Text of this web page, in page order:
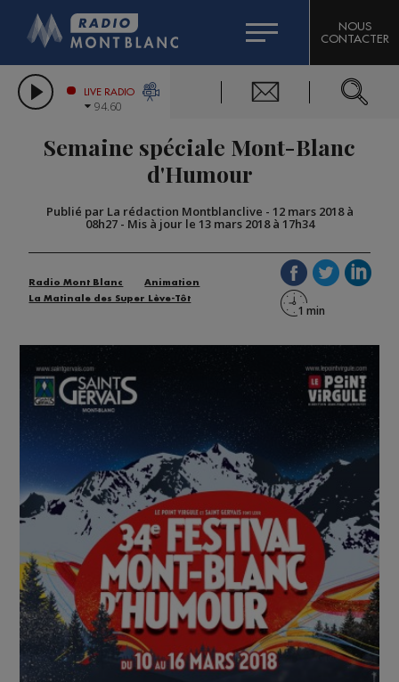
LES CHRONIQUES DE L'EXPERT
CITIZEN MACHINERY
GRAND MASSIF DOMAINES SKIABLES
BIGARD
COMPAGNIE DU MONT-BLANC
NOUS
CONTACTER
LIVE RADIO
94.60
Semaine spéciale Mont-Blanc
d'Humour
Publié par La rédaction Montblanclive - 12 mars 2018 à
08h27- Mis à jour le 13 mars 2018 à 17h34
Radio Mont Blanc
Animation
La Matinale des Super Lève-Tôt